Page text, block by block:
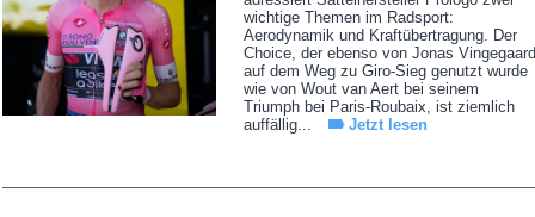
wichtige Themen im Radsport:
Aerodynamik und Kraftübertragung. Der
Choice, der ebenso von Jonas Vingegaard
auf dem Weg zu Giro-Sieg genutzt wurde
wie von Wout van Aert bei seinem
Triumph bei Paris-Roubaix, ist ziemlich
auffällig...
Jetzt lesen